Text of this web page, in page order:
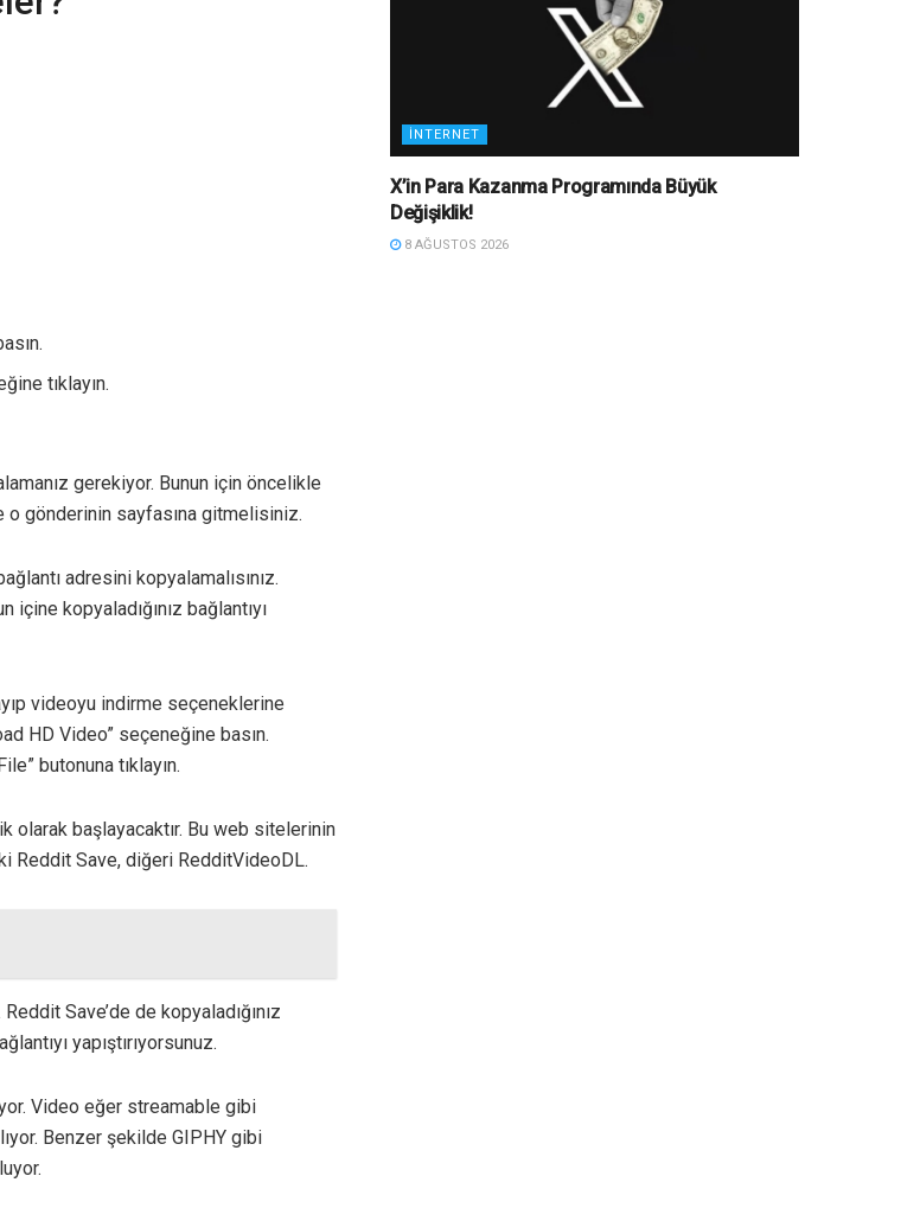
tıklayın.
gerekiyor. Bunun için öncelikle
o gönderinin sayfasına gitmelisiniz.
adresini kopyalamalısınız.
kopyaladığınız bağlantıyı
videoyu indirme seçeneklerine
HD Video” seçeneğine basın.
butonuna tıklayın.
olarak başlayacaktır. Bu web sitelerinin
Reddit Save, diğeri RedditVideoDL.
Save’de de kopyaladığınız
yapıştırıyorsunuz.
Video eğer streamable gibi
Benzer şekilde GIPHY gibi
İNTERNET
X’in Para Kazanma Programında Büyük
Değişiklik!
8 AĞUSTOS 2026